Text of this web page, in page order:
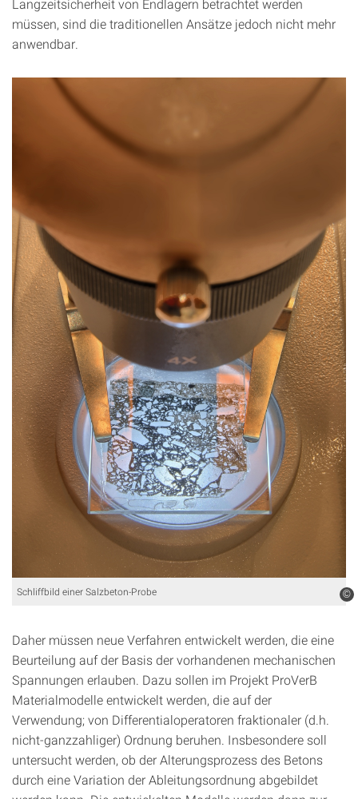
müssen, sind die traditionellen Ansätze jedoch nicht mehr
anwendbar.
©
Schliffbild einer Salzbeton-Probe
Daher müssen neue Verfahren entwickelt werden, die eine
Beurteilung auf der Basis der vorhandenen mechanischen
Spannungen erlauben. Dazu sollen im Projekt ProVerB
Materialmodelle entwickelt werden, die auf der
Verwendung; von Differentialoperatoren fraktionaler (d.h.
nicht-ganzzahliger) Ordnung beruhen. Insbesondere soll
untersucht werden, ob der Alterungsprozess des Betons
durch eine Variation der Ableitungsordnung abgebildet